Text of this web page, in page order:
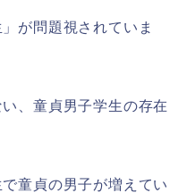
が問題視されていま
、童貞男子学生の存在
童貞の男子が増えてい